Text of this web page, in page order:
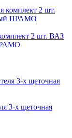
2 шт. ВАЗ
3-х щеточная